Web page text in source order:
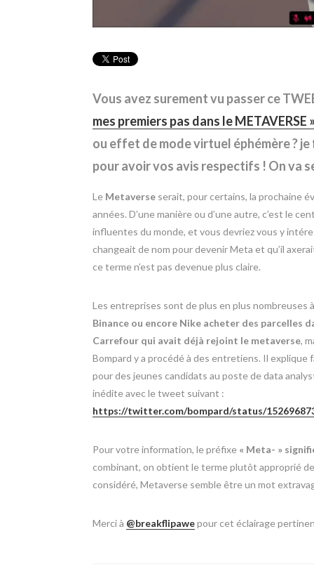
Vous avez surement vu passer ce
mes premiers pas dans le METAVERSE
ou effet de mode virtuel éphémère ?
pour avoir vos avis respectifs ! On va
Le Metaverse serait, pour certains, la prochaine
années. D’une manière ou d’une autre, c’est le
influentes du monde, et vous devriez vous y
changeait de nom pour devenir Meta et qu’il
ce terme n’est pas devenue plus claire.
Les entreprises sont de plus en plus nombreuses
Binance ou encore Nike acheter des parcelles
Carrefour qui avait déjà rejoint le metaverse,
Bompard y a procédé à des entretiens. Il
pour des jeunes candidats au poste de data
inédite avec le tweet suivant :
https://twitter.com/bompard/status/
Pour votre information, le préfixe « Meta- »
combinant, on obtient le terme plutôt approprié de
considéré, Metaverse semble être un mot
Merci à @breakflipawepour cet éclairage